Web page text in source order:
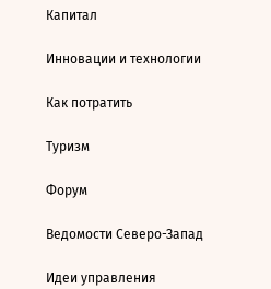
Капитал
Инновации и технологии
Как потратить
Туризм
Форум
Ведомости Северо-Запад
Идеи управления